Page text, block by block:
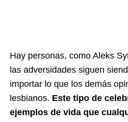
Hay personas, como Aleks
las adversidades siguen
importar lo que los demás
lesbianos. Este tipo de
ejemplos de vida que